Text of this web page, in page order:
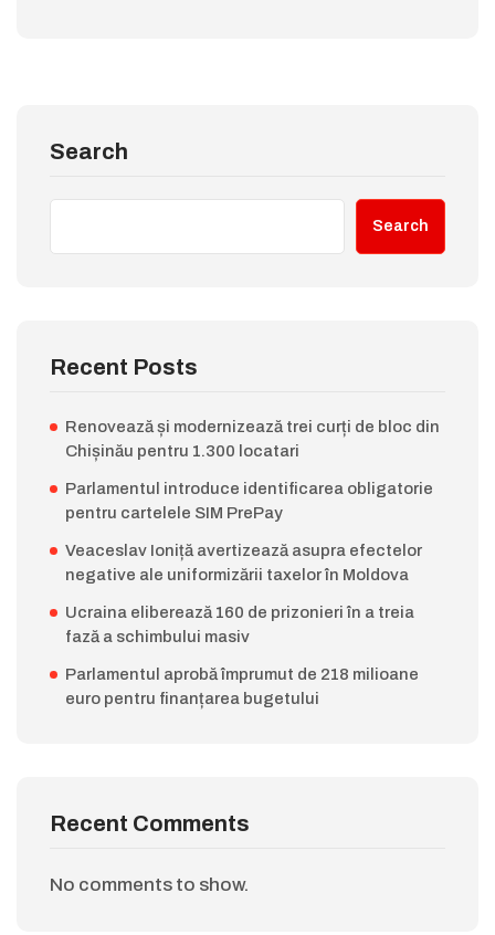
Search
Search
Recent Posts
Renovează și modernizează trei curți de bloc din
Chișinău pentru 1.300 locatari
Parlamentul introduce identificarea obligatorie
pentru cartelele SIM PrePay
Veaceslav Ioniță avertizează asupra efectelor
negative ale uniformizării taxelor în Moldova
Ucraina eliberează 160 de prizonieri în a treia
fază a schimbului masiv
Parlamentul aprobă împrumut de 218 milioane
euro pentru finanțarea bugetului
Recent Comments
No comments to show.